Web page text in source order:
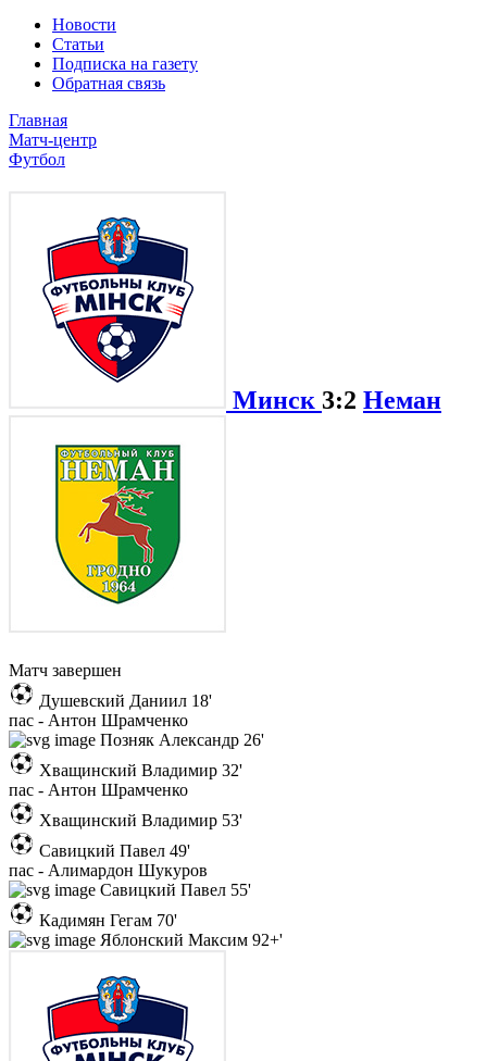
Новости
Статьи
Подписка на газету
Обратная связь
Главная
Матч-центр
Футбол
Минск 3:2 Неман
Матч завершен
Душевский Даниил 18'
пас - Антон Шрамченко
Позняк Александр 26'
Хващинский Владимир 32'
пас - Антон Шрамченко
Хващинский Владимир 53'
Савицкий Павел 49'
пас - Алимардон Шукуров
Савицкий Павел 55'
Кадимян Гегам 70'
Яблонский Максим 92+'